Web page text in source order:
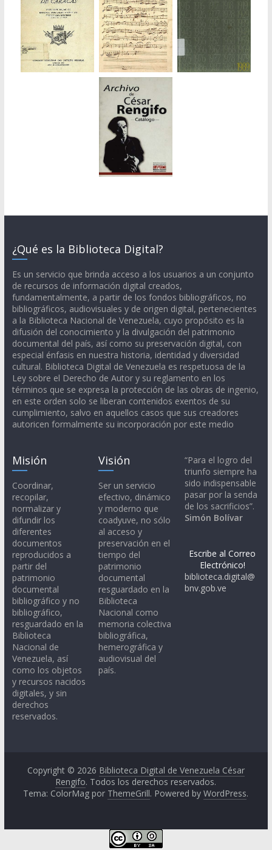
¿Qué es la Biblioteca Digital?
Es un servicio que brinda acceso a los usuarios a un conjunto
de recursos de información digital creados,
fundamentalmente, a partir de los fondos bibliográficos, no
bibliográficos, audiovisuales y de origen digital, pertenecientes
a la Biblioteca Nacional de Venezuela, cuyo propósito es la
difusión del conocimiento y la divulgación del patrimonio
documental del país, así como su preservación digital, con
especial énfasis en nuestra historia, identidad y diversidad
cultural. Biblioteca Digital de Venezuela es respetuosa de la
Ley sobre el Derecho de Autor y su reglamento en los
términos que se expresa la protección de las obras de ingenio,
en este orden solo se liberan contenidos exentos de su
cumplimiento, salvo en aquellos casos que sus creadores
autoricen formalmente su incorporación por este medio
Misión
Coordinar,
recopilar,
normalizar y
difundir los
diferentes
documentos
reproducidos a
partir del
patrimonio
documental
bibliográfico y no
bibliográfico,
resguardado en la
Biblioteca
Nacional de
Venezuela, así
como los objetos
y recursos nacidos
digitales, y sin
derechos
reservados.
Visión
Ser un servicio
efectivo, dinámico
y moderno que
coadyuve, no sólo
al acceso y
preservación en el
tiempo del
patrimonio
documental
resguardado en la
Biblioteca
Nacional como
memoria colectiva
bibliográfica,
hemerográfica y
audiovisual del
país.
“Para el logro del
triunfo siempre ha
sido indispensable
pasar por la senda
de los sacrificios”.
Simón Bolívar
Escribe al Correo
Electrónico!
biblioteca.digital@
bnv.gob.ve
Copyright © 2026 Biblioteca Digital de Venezuela César
Rengifo. Todos los derechos reservados.
Tema: ColorMag por ThemeGrill. Powered byWordPress.